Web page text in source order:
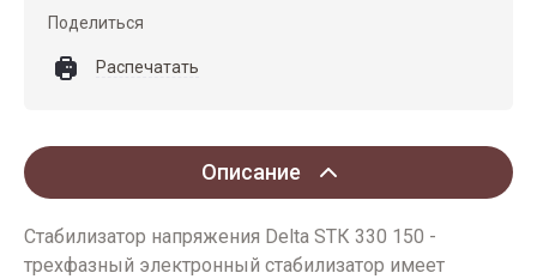
Поделиться
Распечатать
Описание
Стабилизатор напряжения Delta SТК 330 150 -
трехфазный электронный стабилизатор имеет